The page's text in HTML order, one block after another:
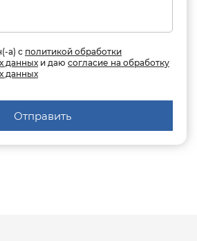
а) с политикой обработки
данных и даю согласие на обработку
данных
Отправить